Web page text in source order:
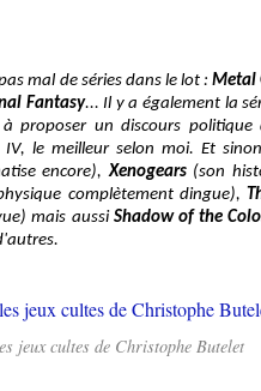
mal de séries dans le lot : Metal
Fantasy... Il y a également la
proposer un discours politique
IV, le meilleur selon moi. Et
encore),Xenogears(son
complètement dingue),
mais aussi Shadow of the
jeux cultes de Christophe Butelet